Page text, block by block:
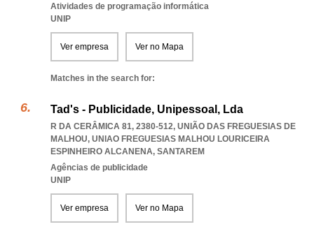
Atividades de programação informática
UNIP
Ver empresa Ver no Mapa
Matches in the search for:
Tad's - Publicidade, Unipessoal, Lda
R DA CERÂMICA 81, 2380-512, UNIÃO DAS FREGUESIAS DE
MALHOU, UNIAO FREGUESIAS MALHOU LOURICEIRA
ESPINHEIRO ALCANENA, SANTAREM
Agências de publicidade
UNIP
Ver empresa Ver no Mapa